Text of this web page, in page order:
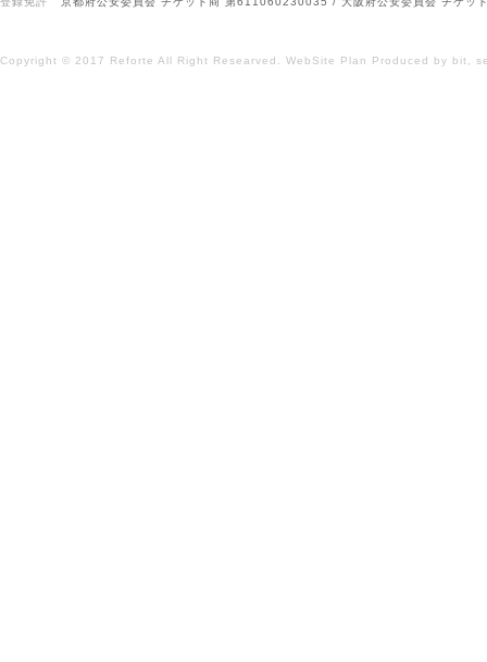
Copyright © 2017 Reforte All Right Researved. WebSite Plan Produced by bit,